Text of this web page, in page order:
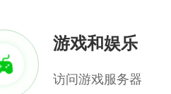
游戏和娱乐
访问游戏服务器